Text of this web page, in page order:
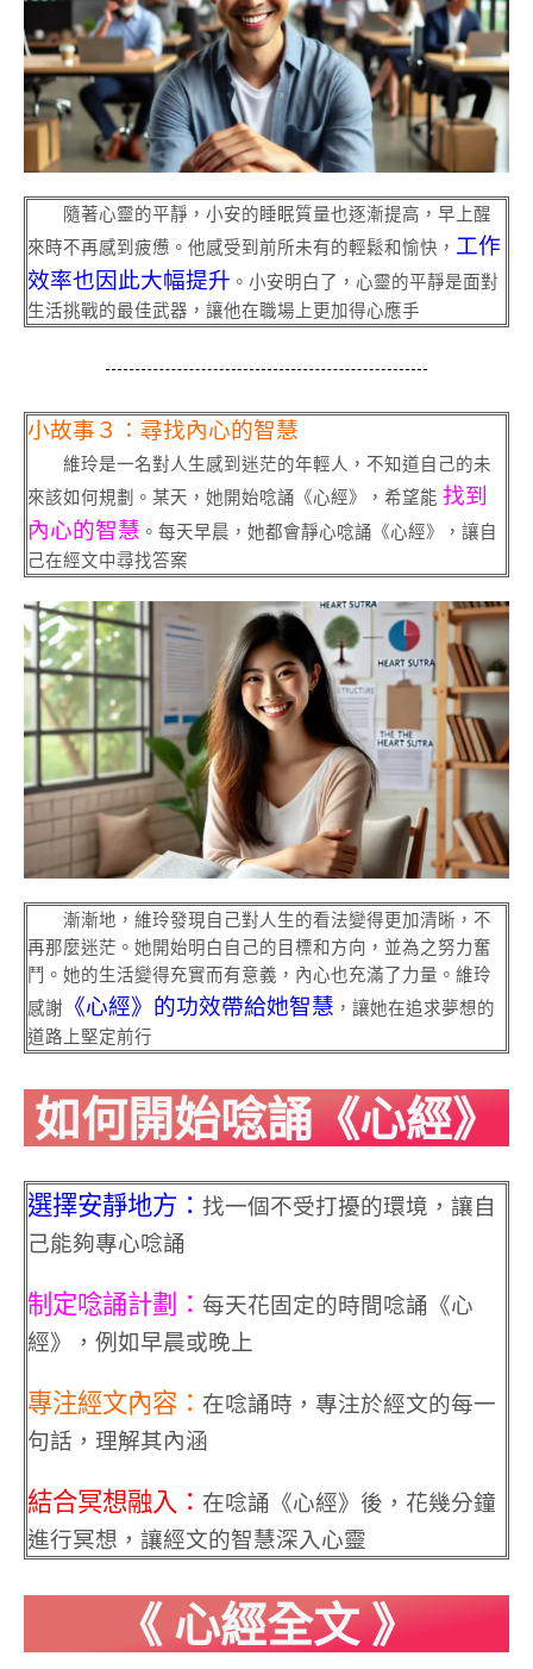
隨著心靈的平靜，小安的睡眠質量也逐漸提高，早上醒
來時不再感到疲憊。他感受到前所未有的輕鬆和愉快， 工作
效率也因此大幅提升 。小安明白了，心靈的平靜是面對
生活挑戰的最佳武器，讓他在職場上更加得心應手
小故事３：尋找內心的智慧
維玲是一名對人生感到迷茫的年輕人，不知道自己的未
來該如何規劃。某天，她開始唸誦《心經》，希望能 找到
內心的智慧 。每天早晨，她都會靜心唸誦《心經》，讓自
己在經文中尋找答案
漸漸地，維玲發現自己對人生的看法變得更加清晰，不
再那麼迷茫。她開始明白自己的目標和方向，並為之努力奮
鬥。她的生活變得充實而有意義，內心也充滿了力量。維玲
感謝 《心經》 的功效帶給她智慧 ，讓她在追求夢想的
道路上堅定前行
如何開始唸誦《心經》
選擇安靜地方 ： 找一個不受打擾的環境，讓自
己能夠專心唸誦
制定唸誦計劃 ： 每天花固定的時間唸誦《心
經》，例如早晨或晚上
專注經文內容 ： 在唸誦時，專注於經文的每一
句話，理解其內涵
結合冥想融入 ： 在唸誦《心經》後，花幾分鐘
進行冥想，讓經文的智慧深入心靈
《 心經全文 》